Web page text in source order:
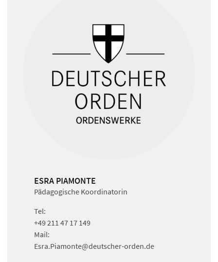
ESRA PIAMONTE
Pädagogische Koordinatorin
Tel:
+49 211 47 17 149
Mail:
Esra.Piamonte@deutscher-orden.de